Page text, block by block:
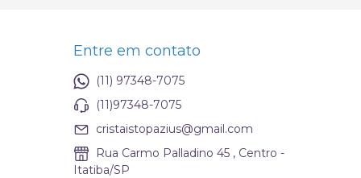
Entre em contato
(11) 97348-7075
(11)97348-7075
cristaistopazius@gmail.com
Rua Carmo Palladino 45 , Centro -
Itatiba/SP